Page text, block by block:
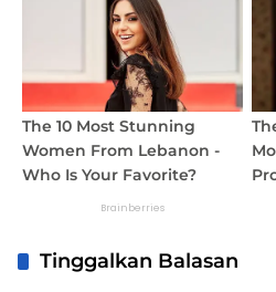
Tinggalkan Balasan